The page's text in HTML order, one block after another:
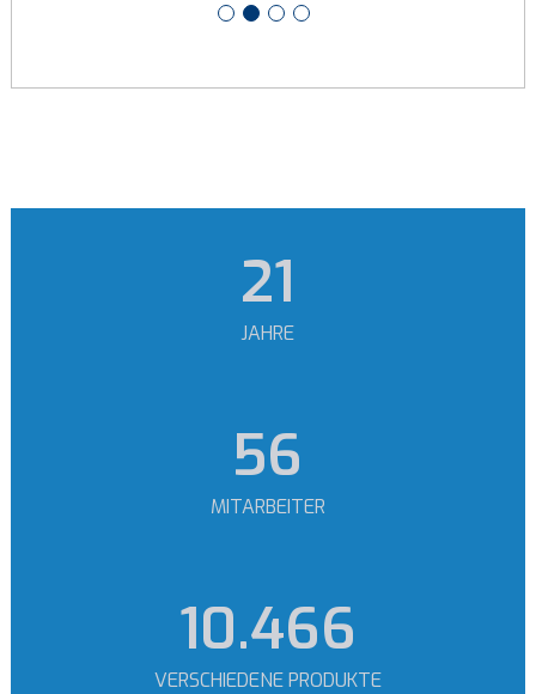
26
JAHRE
69
MITARBEITER
12.873
VERSCHIEDENE PRODUKTE